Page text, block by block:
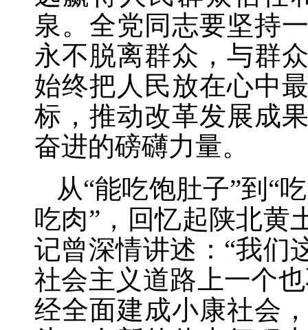
泉。全党同志要坚持
永不脱离群众，与群
始终把人民放在心中
标，推动改革发展成
奋进的磅礴力量。
从“能吃饱肚子”到“
吃肉”，回忆起陕北黄
记曾深情讲述：“我们
社会主义道路上一个
经全面建成小康社会